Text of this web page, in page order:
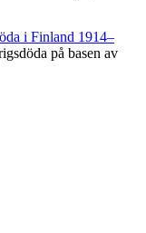
i Finland 1914–
på basen av